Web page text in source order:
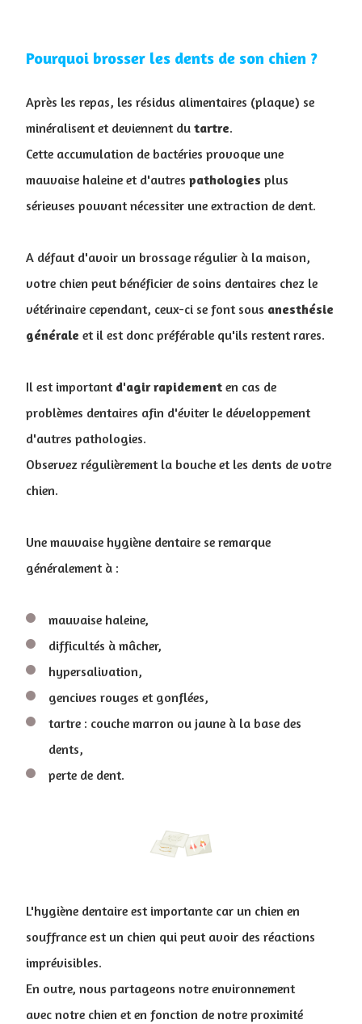
Pourquoi brosser les dents de son chien ?
Après les repas, les résidus alimentaires (plaque) se
minéralisent et deviennent du tartre.
Cette accumulation de bactéries provoque une
mauvaise haleine et d'autres pathologies plus
sérieuses pouvant nécessiter une extraction de dent.
A défaut d'avoir un brossage régulier à la maison,
votre chien peut bénéficier de soins dentaires chez le
vétérinaire cependant, ceux-ci se font sous anesthésie
générale et il est donc préférable qu'ils restent rares.
Il est important d'agir rapidement en cas de
problèmes dentaires afin d'éviter le développement
d'autres pathologies.
Observez régulièrement la bouche et les dents de votre
chien.
Une mauvaise hygiène dentaire se remarque
généralement à :
mauvaise haleine,
difficultés à mâcher,
hypersalivation,
gencives rouges et gonflées,
tartre : couche marron ou jaune à la base des
dents,
perte de dent.
L'hygiène dentaire est importante car un chien en
souffrance est un chien qui peut avoir des réactions
imprévisibles.
En outre, nous partageons notre environnement
avec notre chien et en fonction de notre proximité